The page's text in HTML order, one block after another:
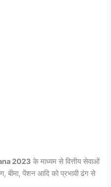
2023 के माध्यम से वित्तीय सेवाओं
पेंशन आदि को प्रभावी ढंग से